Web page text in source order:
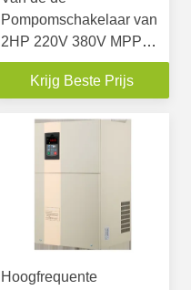
Pompomschakelaar van
2HP 220V 380V MPPT
VFD de Zonne Enige
waterdichte Fase IP65
Krijg Beste Prijs
Hoogfrequente